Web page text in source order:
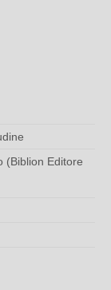
(Biblion Editore